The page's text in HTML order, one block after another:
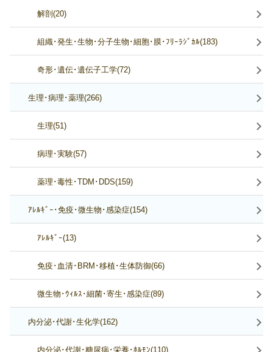
解剖(20)
組織･発生･生物･分子生物･細胞･膜･ﾌﾘｰﾗｼﾞｶﾙ(183)
奇形･遺伝･遺伝子工学(72)
生理･病理･薬理(266)
生理(51)
病理･実験(57)
薬理･毒性･TDM･DDS(159)
ｱﾚﾙｷﾞｰ･免疫･微生物･感染症(154)
ｱﾚﾙｷﾞｰ(13)
免疫･血清･BRM･移植･生体防御(66)
微生物･ｳｨﾙｽ･細菌･寄生･感染症(89)
内分泌･代謝･生化学(162)
内分泌･代謝･糖尿病･栄養･ﾎﾙﾓﾝ(110)